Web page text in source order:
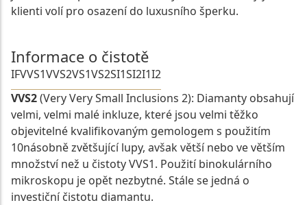
klienti volí pro osazení do luxusního šperku.
Informace o čistotě
IFVVS1VVS2VS1VS2SI1SI2I1I2
VVS2(Very Very Small Inclusions 2): Diamanty obsahují
velmi, velmi malé inkluze, které jsou velmi těžko
objevitelné kvalifikovaným gemologem s použitím
10násobně zvětšující lupy, avšak větší nebo ve větším
množství než u čistoty VVS1. Použití binokulárního
mikroskopu je opět nezbytné. Stále se jedná o
investiční čistotu diamantu.